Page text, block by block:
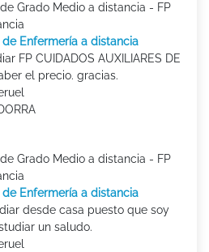
Grado Medio a distancia - FP
de Enfermería a distancia
FP CUIDADOS AUXILIARES DE
el precio. gracias.
Grado Medio a distancia - FP
de Enfermería a distancia
desde casa puesto que soy
un saludo.